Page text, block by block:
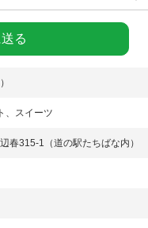
る
、スイーツ
315-1（道の駅たちばな内）